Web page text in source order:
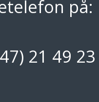
på:
21 49